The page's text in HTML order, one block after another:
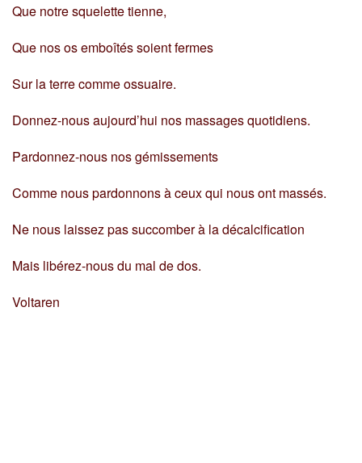
Que notre squelette tienne,
Que nos os emboîtés soient fermes
Sur la terre comme ossuaire.
Donnez-nous aujourd’hui nos massages quotidiens.
Pardonnez-nous nos gémissements
Comme nous pardonnons à ceux qui nous ont massés.
Ne nous laissez pas succomber à la décalcification
Mais libérez-nous du mal de dos.
Voltaren